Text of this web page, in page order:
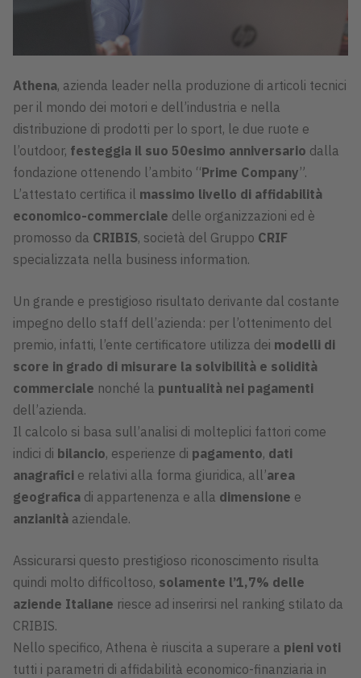
Athena, azienda leader nella produzione di articoli tecnici
per il mondo dei motori e dell’industria e nella
distribuzione di prodotti per lo sport, le due ruote e
l’outdoor, festeggia il suo 50esimo anniversario dalla
fondazione ottenendo l’ambito “Prime Company”.
L’attestato certifica il massimo livello di affidabilità
economico-commerciale delle organizzazioni ed è
promosso da CRIBIS, società del Gruppo CRIF
specializzata nella business information.
Un grande e prestigioso risultato derivante dal costante
impegno dello staff dell’azienda: per l’ottenimento del
premio, infatti, l’ente certificatore utilizza dei modelli di
score in grado di misurare la solvibilità e solidità
commerciale nonché la puntualità nei pagamenti
dell’azienda.
Il calcolo si basa sull’analisi di molteplici fattori come
indici di bilancio, esperienze di pagamento, dati
anagrafici e relativi alla forma giuridica, all’area
geografica di appartenenza e alla dimensione e
anzianità aziendale.
Assicurarsi questo prestigioso riconoscimento risulta
quindi molto difficoltoso, solamente l’1,7% delle
aziende Italiane riesce ad inserirsi nel ranking stilato da
CRIBIS.
Nello specifico, Athena è riuscita a superare a pieni voti
tutti i parametri di affidabilità economico-finanziaria in